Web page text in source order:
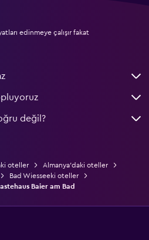
edinmeye çalışır fakat
değil?
oteller
Almanya'daki oteller
Bad Wiesseeki oteller
Baier am Bad